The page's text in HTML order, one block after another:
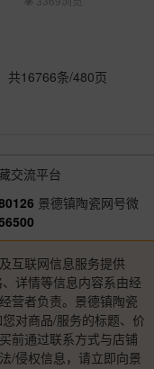
共16766条/480页
交流平台
景德镇陶瓷网号微
互联网信息服务提供
详情等信息内容系由经
营者负责。景德镇陶瓷
对商品/服务的标题、价
前通过联系方式与店铺
/侵权信息，请立即向景